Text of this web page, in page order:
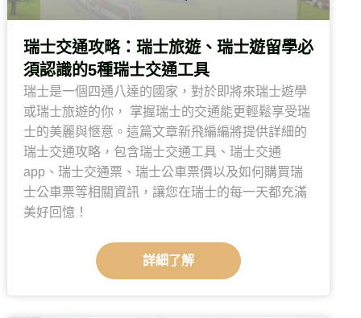
瑞士交通攻略：瑞士旅遊、瑞士遊留學必
須認識的5種瑞士交通工具
瑞士是一個四通八達的國家，對於即將來瑞士遊學
或瑞士旅遊的你， 掌握瑞士的交通能更輕鬆享受瑞
士的美麗與愜意。這篇文章新飛編編將提供詳細的
瑞士交通攻略，包含瑞士交通工具、瑞士交通
app、瑞士交通票、瑞士公車票價以及如何購買瑞
士公車票等相關資訊，讓您在瑞士的每一天都充滿
美好回憶！
詳細了解